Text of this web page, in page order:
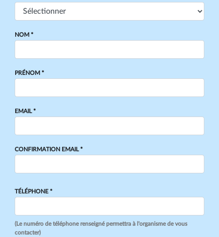
NOM *
PRÉNOM *
EMAIL *
CONFIRMATION EMAIL *
TÉLÉPHONE *
(Le numéro de téléphone renseigné permettra à l'organisme de vous
contacter)